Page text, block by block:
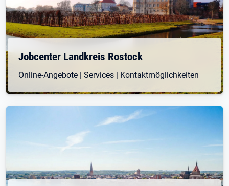
Jobcenter Landkreis Rostock
Online-Angebote | Services | Kontaktmöglichkeiten